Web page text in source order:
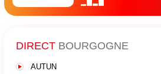
DIRECT BOURGOGNE
AUTUN